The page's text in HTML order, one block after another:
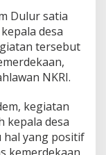
Dulur satia
desa
tersebut
NKRI.
kegiatan
kepala desa
hal yang positif